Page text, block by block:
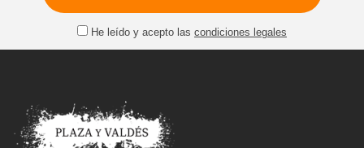
He leído y acepto las condiciones legales